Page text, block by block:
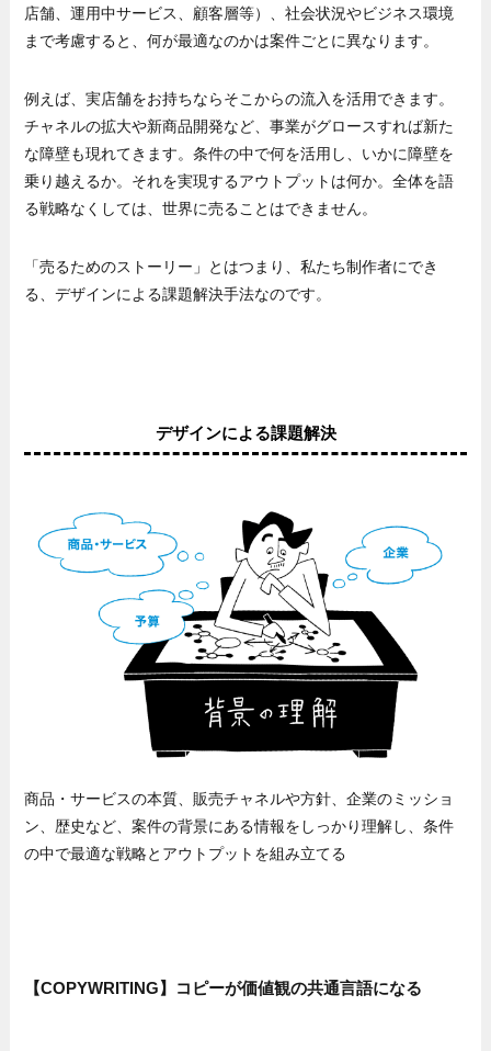
店舗、運用中サービス、顧客層等）、社会状況やビジネス環境
まで考慮すると、何が最適なのかは案件ごとに異なります。
例えば、実店舗をお持ちならそこからの流入を活用できます。
チャネルの拡大や新商品開発など、事業がグロースすれば新た
な障壁も現れてきます。条件の中で何を活用し、いかに障壁を
乗り越えるか。それを実現するアウトプットは何か。全体を語
る戦略なくしては、世界に売ることはできません。
「売るためのストーリー」とはつまり、私たち制作者にでき
る、デザインによる課題解決手法なのです。
デザインによる課題解決
商品・サービスの本質、販売チャネルや方針、企業のミッショ
ン、歴史など、案件の背景にある情報をしっかり理解し、条件
の中で最適な戦略とアウトプットを組み立てる
【COPYWRITING】コピーが価値観の共通言語になる